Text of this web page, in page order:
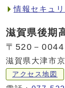
情報セキュ
滋賀県後期
〒520－0044
滋賀県大津市
アクセス地図